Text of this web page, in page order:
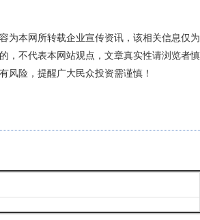
为本网所转载企业宣传资讯，该相关信息仅为
，不代表本网站观点，文章真实性请浏览者慎
风险，提醒广大民众投资需谨慎！